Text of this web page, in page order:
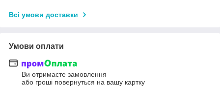
Всі умови доставки
Умови оплати
Ви отримаєте замовлення
або гроші повернуться на вашу картку